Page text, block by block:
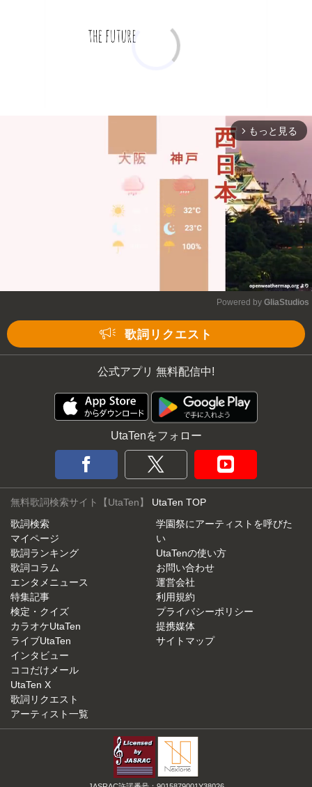
arrow_forward_ios もっと見る
Powered by GliaStudios
歌詞リクエスト
公式アプリ 無料配信中!
UtaTenをフォロー
無料歌詞検索サイト【UtaTen】 UtaTen TOP
歌詞検索
マイページ
歌詞ランキング
歌詞コラム
エンタメニュース
特集記事
検定・クイズ
カラオケUtaTen
ライブUtaTen
インタビュー
ココだけメール
UtaTen X
歌詞リクエスト
アーティスト一覧
学園祭にアーティストを呼びた
い
UtaTenの使い方
お問い合わせ
運営会社
利用規約
プライバシーポリシー
提携媒体
サイトマップ